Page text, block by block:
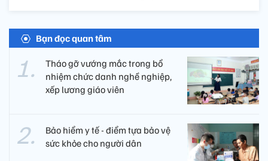
Bạn đọc quan tâm
Tháo gỡ vướng mắc trong bổ
nhiệm chức danh nghề nghiệp,
xếp lương giáo viên
Bảo hiểm y tế - điểm tựa bảo vệ
sức khỏe cho người dân